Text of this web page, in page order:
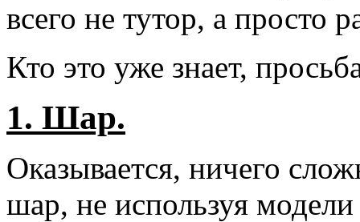
всего не тутор, а просто
Кто это уже знает,
1. Шар.
Оказывается, ничего
шар, не используя